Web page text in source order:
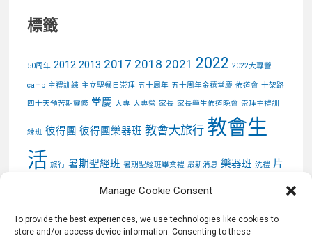
Manage Cookie Consent
To provide the best experiences, we use technologies like cookies to
store and/or access device information. Consenting to these
標籤
50周年 2012 2013 2017 2018 2021 2022 2022大專營
camp 主禮訓練 主立聖餐日崇拜 五十周年 五十周年金禧堂慶 佈道會 十架路
四十天預苦期靈修 堂慶 大專 大專營 家長 家長學生佈道晚會 崇拜主禮訓
練班 彼得團 彼得團樂器班 教會大旅行 教會生
活 旅行 暑期聖經班 暑期聖經班畢業禮 最新消息 樂器班 洗禮 片
耶穌受難日 耶穌受難日”十架路” 耶穌受難日默想會